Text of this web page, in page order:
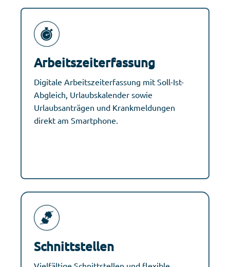
Arbeitszeiterfassung
Digitale Arbeitszeiterfassung mit Soll-Ist-
Abgleich, Urlaubskalender sowie
Urlaubsanträgen und Krankmeldungen
direkt am Smartphone.
Schnittstellen